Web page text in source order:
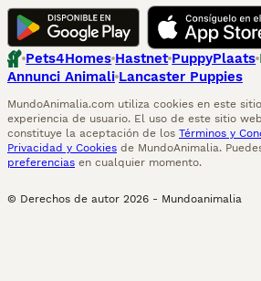
Pets4Homes Hastnet PuppyPlaats
Annunci Animali Lancaster Puppies
MundoAnimalia.com utiliza cookies en este
experiencia de usuario. El uso de este sitio
constituye la aceptación de los Términos y
Privacidad y Cookies de MundoAnimalia.
preferencias en cualquier momento.
© Derechos de autor 2026 - Mundoanimalia